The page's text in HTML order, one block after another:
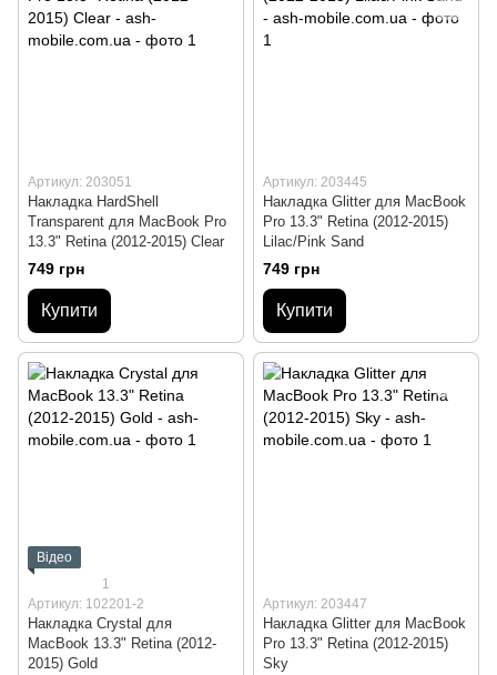
Артикул: 203051
Накладка HardShell
Transparent для MacBook Pro
13.3" Retina (2012-2015) Clear
749 грн
Купити
Артикул: 203445
Накладка Glitter для MacBook
Pro 13.3" Retina (2012-2015)
Lilac/Pink Sand
749 грн
Купити
Відео
1
Артикул: 102201-2
Накладка Crystal для
MacBook 13.3" Retina (2012-
2015) Gold
Артикул: 203447
Накладка Glitter для MacBook
Pro 13.3" Retina (2012-2015)
Sky